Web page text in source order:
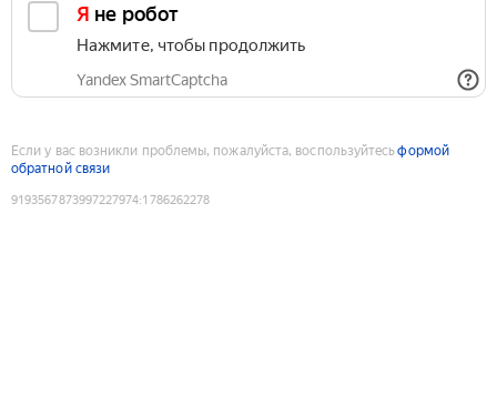
Я не робот
Нажмите, чтобы продолжить
Yandex SmartCaptcha
Если у вас возникли проблемы, пожалуйста, воспользуйтесьформой
обратной связи
9193567873997227974:1786262278